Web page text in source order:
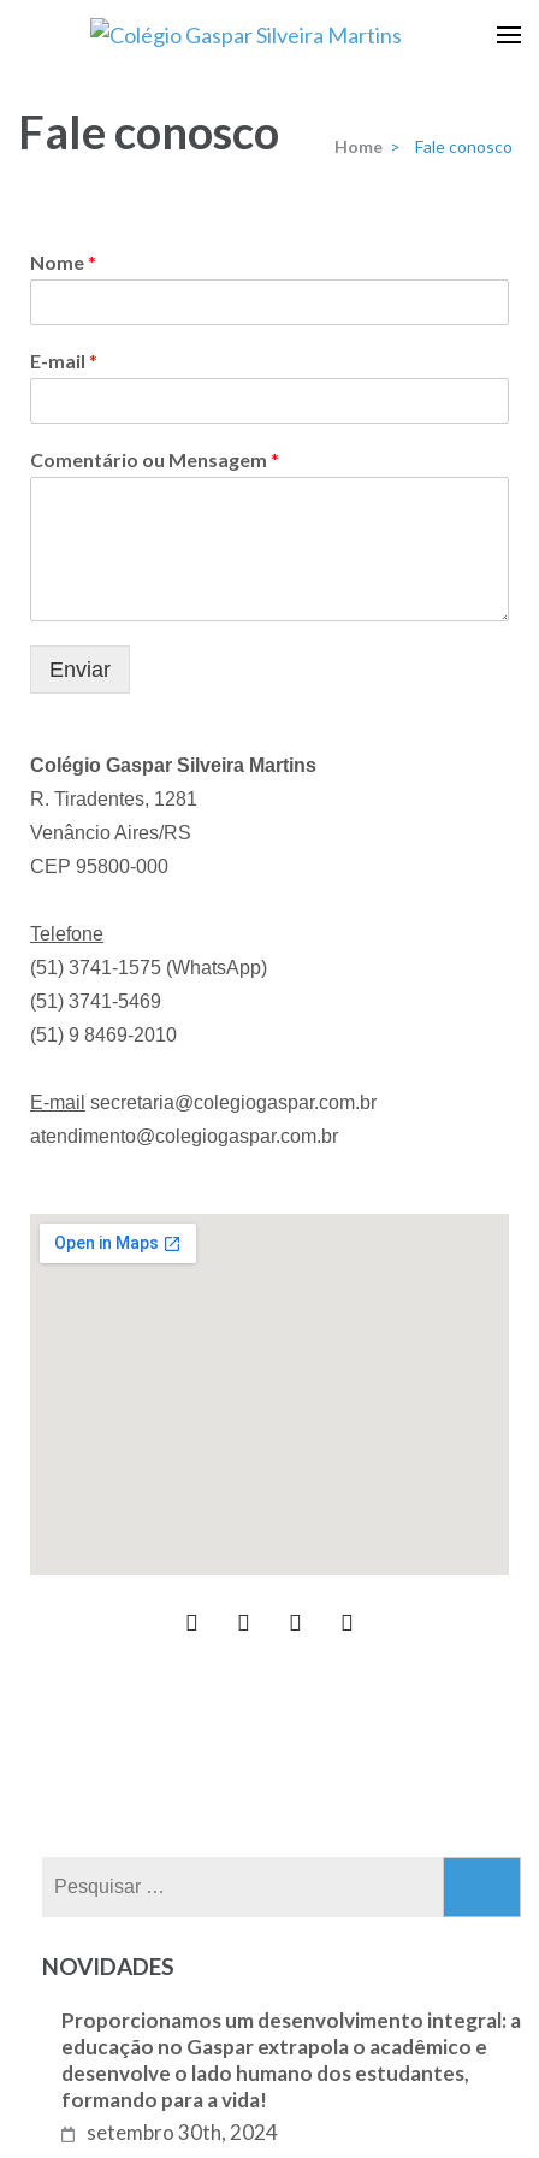
Martins
Fale conosco Home > Fale conosco
Nome*
E-mail *
Comentário ou Mensagem *
Enviar
Colégio Gaspar Silveira Martins
R. Tiradentes, 1281
Venâncio Aires/RS
CEP 95800-000
Telefone
(51) 3741-1575 (WhatsApp)
(51) 3741-5469
(51) 9 8469-2010
E-mail secretaria@colegiogaspar.com.br
atendimento@colegiogaspar.com.br
NOVIDADES
Proporcionamos um desenvolvimento integral: a
educação no Gaspar extrapola o acadêmico e
desenvolve o lado humano dos estudantes,
formando para a vida!
setembro 30th, 2024